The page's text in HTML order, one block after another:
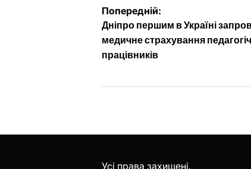
Навігація
записів
Попередній:
Дніпро першим в Україні
медичне страхування
працівників
Усі права захищені.